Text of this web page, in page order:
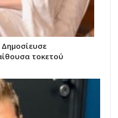
Δημοσίευσε
τοκετού